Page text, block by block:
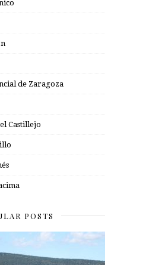
de Zaragoza
Castillejo
POSTS